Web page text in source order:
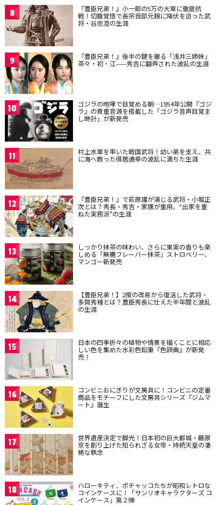
8 『豊臣兄弟！』小一郎の5万の大軍に徹底抗
戦！切腹覚悟で長宗我部元親に降伏を迫った武
将・谷忠澄の生涯
9 『豊臣兄弟！』後半の鍵を握る「浅井三姉妹」
茶々・初・江——秀吉に翻弄された波乱の生涯
10 ゴジラの咆哮で目覚める朝…1954年公開『ゴジ
ラ』の貴重音源を搭載した「ゴジラ音声目覚ま
し時計」が新発売
11 村上水軍を率いた戦国武将！幼い弟を支え、共
に海へ散った得居通幸の波乱に満ちた生涯
12 『豊臣兄弟！』で萩原護が演じる武将・小堀正
次とは？秀長・秀吉・家康が重用、“出家を重
ねた実務派”の生涯
13 しっかり抹茶の味わい、さらに果実の香りも楽
しめる「無糖フレーバー抹茶」ストロベリー、
マンゴー新発売
14 【豊臣兄弟！】2度の改易から復活した武将・
多賀秀種とは？豊臣秀長に仕えた半年間と波乱
の生涯
15 日本の四季折々の植物や情景を描くことに相応
しい色を集めた水彩色鉛筆『色辞典』が新発
売！
16 コンビニおにぎりが文房具に！コンビニの定番
商品をモチーフにした文房具シリーズ『ジムマ
ート』誕生
17 世界遺産決定で脚光！日本初の巨大都城・藤原
京を創り上げた知られざる女帝・持統天皇の凄
絶な執念
18 ハローキティ、ポチャッコたちが昭和レトロな
コインケースに！「サンリオキャラクターズ コ
インケース」第２弾